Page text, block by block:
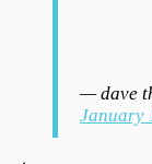
— dave
January